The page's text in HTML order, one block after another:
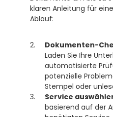
klaren Anleitung für
Ablauf:
Dokumenten-
Laden Sie Ihre
automatisierte
potenzielle
Stempel oder
Service
basierend auf der